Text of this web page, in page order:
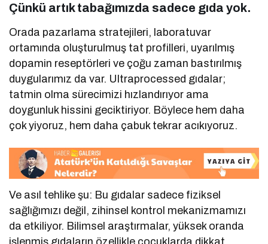
Çünkü artık tabağımızda sadece gıda yok.
Orada pazarlama stratejileri, laboratuvar
ortamında oluşturulmuş tat profilleri, uyarılmış
dopamin reseptörleri ve çoğu zaman bastırılmış
duygularımız da var. Ultraprocessed gıdalar;
tatmin olma sürecimizi hızlandırıyor ama
doygunluk hissini geciktiriyor. Böylece hem daha
çok yiyoruz, hem daha çabuk tekrar acıkıyoruz.
Ve asıl tehlike şu: Bu gıdalar sadece fiziksel
sağlığımızı değil, zihinsel kontrol mekanizmamızı
da etkiliyor. Bilimsel araştırmalar, yüksek oranda